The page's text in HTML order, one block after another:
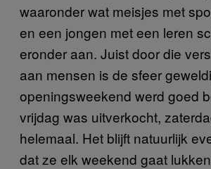
waaronder wat meisjes met
en een jongen met een leren
eronder aan. Juist door die
aan mensen is de sfeer
openingsweekend werd goed
vrijdag was uitverkocht,
helemaal. Het blijft natuurlijk
dat ze elk weekend gaat